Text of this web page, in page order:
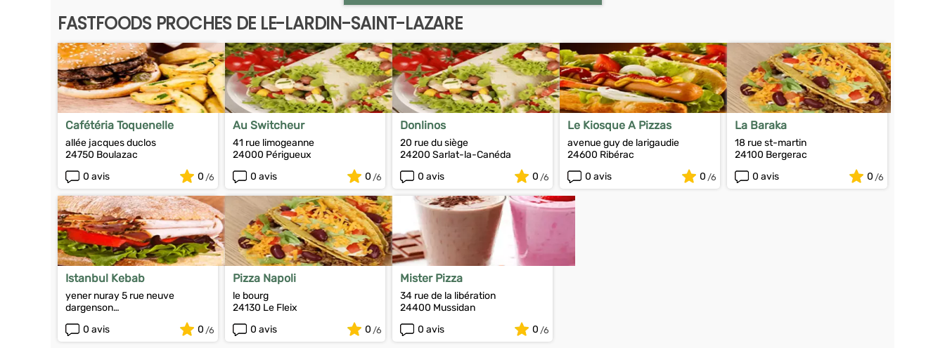
FASTFOODS PROCHES DE LE-LARDIN-SAINT-LAZARE
Cafétéria Toquenelle
allée jacques duclos
24750 Boulazac
0 avis
0
Au Switcheur
41 rue limogeanne
24000 Périgueux
0 avis
0
Donlinos
20 rue du siège
24200 Sarlat-la-Canéda
0 avis
0
Le Kiosque A Pizzas
avenue guy de larigaudie
24600 Ribérac
0 avis
0
La Baraka
18 rue st-martin
24100 Bergerac
0 avis
0
Istanbul Kebab
yener nuray 5 rue neuve
dargenson
0 avis 0
Pizza Napoli
le bourg
24130 Le Fleix
0 avis
0
Mister Pizza
34 rue de la libération
24400 Mussidan
0 avis
0